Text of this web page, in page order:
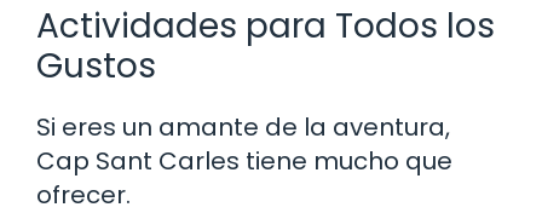
Actividades para Todos los
Gustos
Si eres un amante de la aventura,
Cap Sant Carles tiene mucho que
ofrecer.